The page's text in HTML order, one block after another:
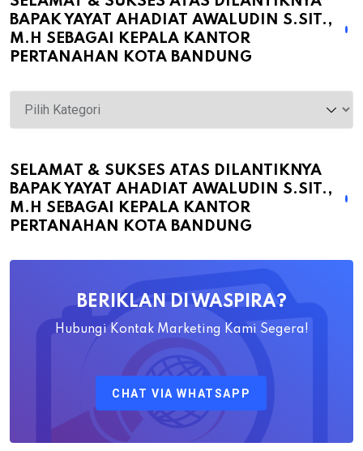
BAPAK YAYAT AHADIAT AWALUDIN S.SIT.,
M.H SEBAGAI KEPALA KANTOR
PERTANAHAN KOTA BANDUNG
Selamat
&
atas
Dilantiknya
Bapak
Ahadiat
Pertanahan
Kota
SELAMAT & SUKSES ATAS DILANTIKNYA
BAPAK YAYAT AHADIAT AWALUDIN S.SIT.,
M.H SEBAGAI KEPALA KANTOR
PERTANAHAN KOTA BANDUNG
BERIKLAN DI WASPIRA?
Hubungi Kontak Marketing Kami Segera!
CHAT VIA WHATSAPP